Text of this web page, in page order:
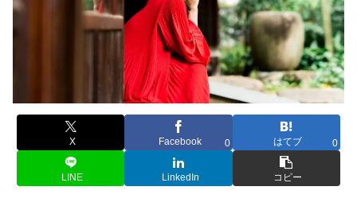
X Facebook 0 はてブ 0
LINE LinkedIn コピー